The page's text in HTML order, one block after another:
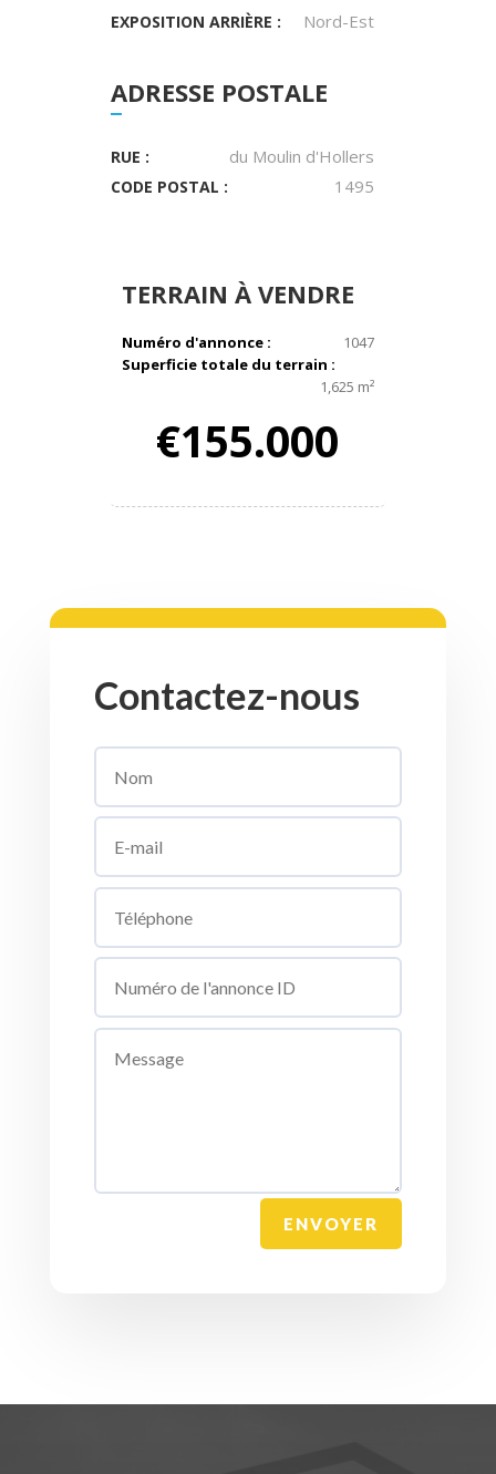
EXPOSITION ARRIÈRE : Nord-Est
ADRESSE POSTALE
RUE : du Moulin d'Hollers
CODE POSTAL : 1495
TERRAIN À VENDRE
Numéro d'annonce :
1047
Superficie totale du terrain :
1,625 m²
€155.000
Contactez-nous
ENVOYER